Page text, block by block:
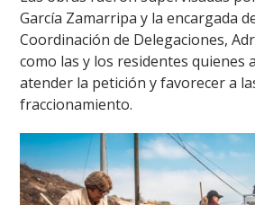
García Zamarripa y la encargada
Coordinación de Delegaciones,
como las y los residentes quienes
atender la petición y favorecer a
fraccionamiento.